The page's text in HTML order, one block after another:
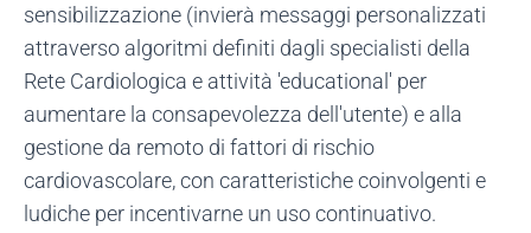
sensibilizzazione (invierà messaggi personalizzati
attraverso algoritmi definiti dagli specialisti della
Rete Cardiologica e attività 'educational' per
aumentare la consapevolezza dell'utente) e alla
gestione da remoto di fattori di rischio
cardiovascolare, con caratteristiche coinvolgenti e
ludiche per incentivarne un uso continuativo.